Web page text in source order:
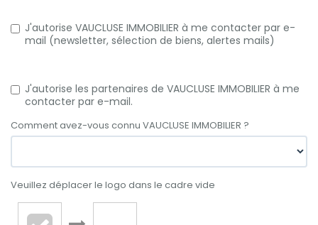
J'autorise VAUCLUSE IMMOBILIER à me contacter par e-
mail (newsletter, sélection de biens, alertes mails)
J'autorise les partenaires de VAUCLUSE IMMOBILIER à me
contacter par e-mail.
Comment avez-vous connu VAUCLUSE IMMOBILIER ?
Veuillez déplacer le logo dans le cadre vide